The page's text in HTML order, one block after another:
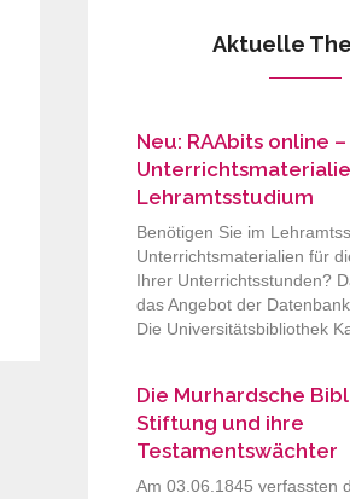
Aktuelle
Neu: RAAbits online
Lehramtsstudium
Benötigen Sie im
Unterrichtsmaterialien für
Ihrer Unterrichtsstunden?
das Angebot der
Die Universitätsbibliothek
Die Murhardsche
Stiftung und ihre
Testamentswächter
Am 03.06.1845 verfassten